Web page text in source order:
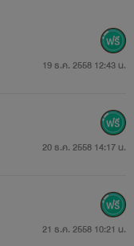
วอย่างยุ่งเสียดีกว่า
ต้องลืมให้หมด ตอนนี้
19 ธ.ค. 2558 12:43 น.
20 ธ.ค. 2558 14:17 น.
21 ธ.ค. 2558 10:21 น.